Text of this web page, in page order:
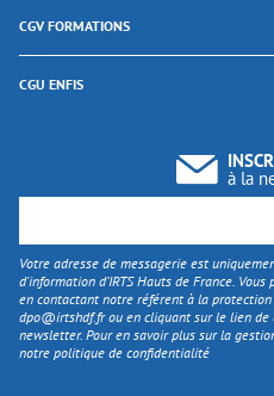
CGV FORMATIONS
CGU ENFIS
à la
Votre adresse de messagerie est
d'information d’IRTS Hauts de France.
en contactant notre référent à la protection
dpo@irtshdf.frou en cliquant sur le lien de
newsletter. Pour en savoir plus sur la
notre politique de confidentialité